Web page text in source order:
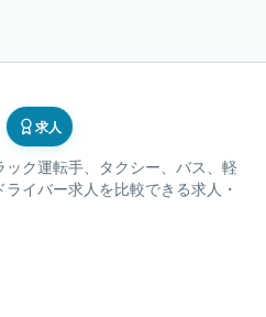
求人
ック運転手、タクシー、バス、軽
イバー求人を比較できる求人・